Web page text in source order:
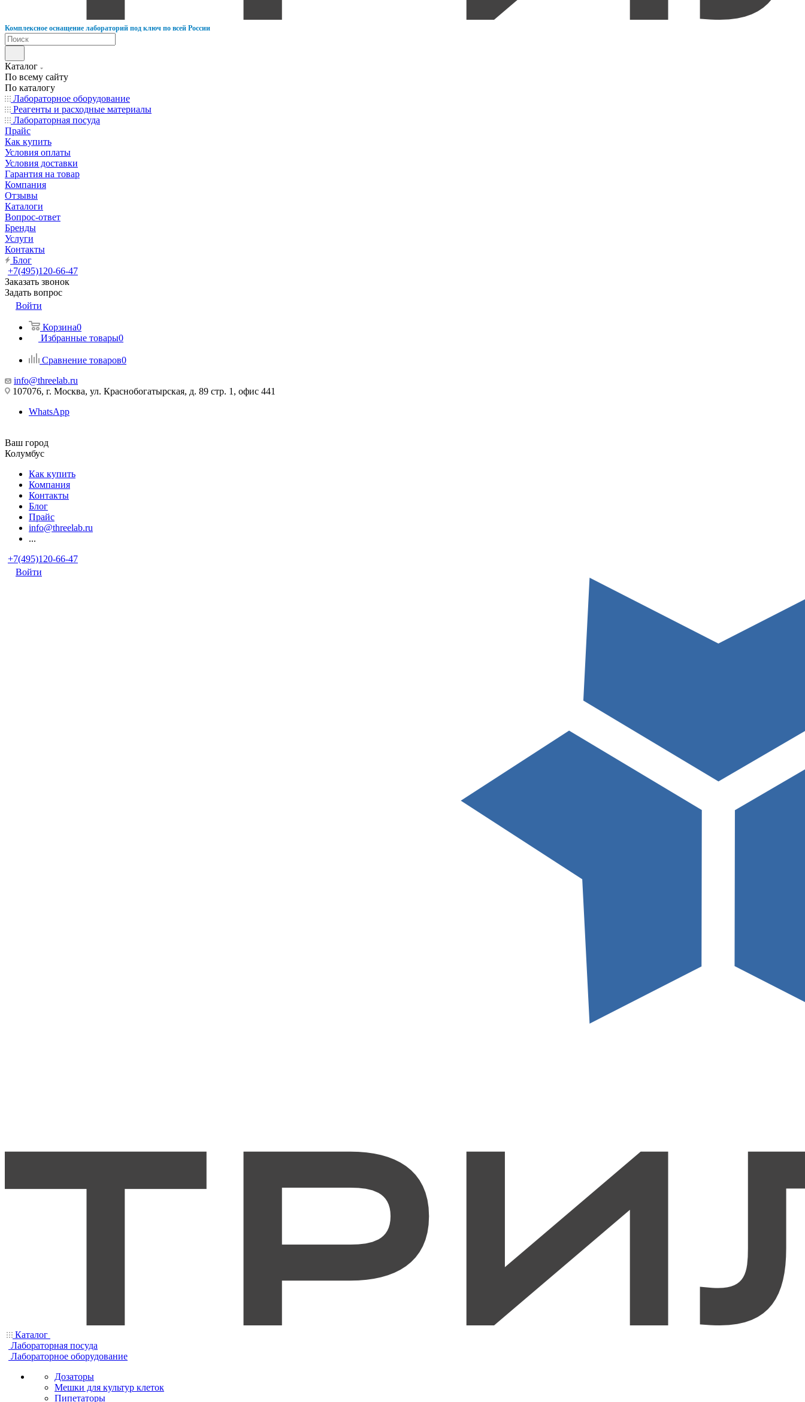
Комплексное оснащение лабораторий под ключ по всей России
Каталог
По всему сайту
По каталогу
Лабораторное оборудование
Реагенты и расходные материалы
Лабораторная посуда
Прайс
Как купить
Условия оплаты
Условия доставки
Гарантия на товар
Компания
Отзывы
Каталоги
Вопрос-ответ
Бренды
Услуги
Контакты
Блог
+7(495)120-66-47
Заказать звонок
Задать вопрос
Войти
Корзина0
Избранные товары0
Сравнение товаров0
info@threelab.ru
107076, г. Москва, ул. Краснобогатырская, д. 89 стр. 1, офис 441
WhatsApp
Ваш город
Колумбус
Как купить
Компания
Контакты
Блог
Прайс
info@threelab.ru
...
+7(495)120-66-47
Войти
Каталог
Лабораторная посуда
Лабораторное оборудование
Дозаторы
Мешки для культур клеток
Пипетаторы